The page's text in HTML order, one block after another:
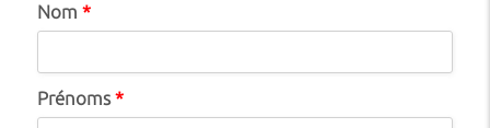
Nom *
Prénoms*